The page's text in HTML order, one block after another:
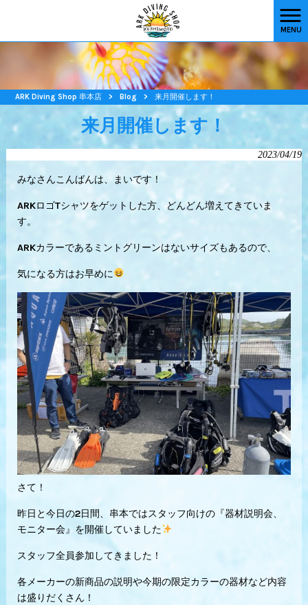
MENU
ARK Diving Shop 串本店 > Blog > 来月開催します！
来月開催します！
2023/04/19
みなさんこんばんは、まいです！
ARKロゴTシャツをゲットした方、どんどん増えてきていま
す。
ARKカラーであるミントグリーンはないサイズもあるので、
気になる方はお早めに
さて！
昨日と今日の2日間、串本ではスタッフ向けの『器材説明会、
モニター会』を開催していました
スタッフ全員参加してきました！
各メーカーの新商品の説明や今期の限定カラーの器材など内容
は盛りだくさん！